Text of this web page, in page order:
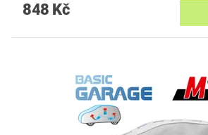
848 Kč